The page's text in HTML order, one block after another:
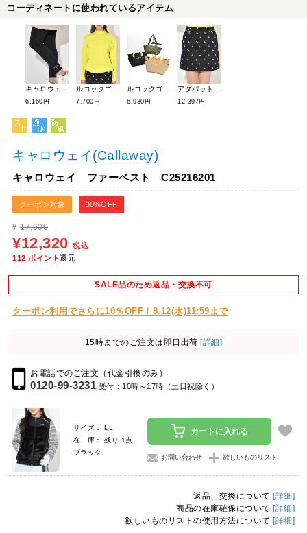
コーディネートに使われているアイテム
6,160円 7,700円 6,930円 12,397円
キャロウェイ(Callaway)
キャロウェイ ファーベスト C25216201
クーポン対象 30%OFF
¥ 17,600
¥12,320 税込
112 ポイント還元
SALE品のため返品・交換不可
クーポン利用でさらに10％OFF！8.12(水)11:59まで
15時までのご注文は即日出荷 [詳細]
お電話でのご注文（代金引換のみ）
0120-99-3231 受付：10時～17時（土日祝除く）
サイズ： LL
在 庫： 残り 1点
ブラック
カートに入れる
お問い合わせ 欲しいものリスト
返品、交換について [詳細]
商品の在庫確保について [詳細]
欲しいものリストの使用方法について [詳細]